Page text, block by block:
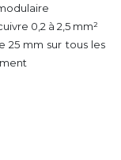
0,2 à 2,5 mm²
25 mm sur tous les